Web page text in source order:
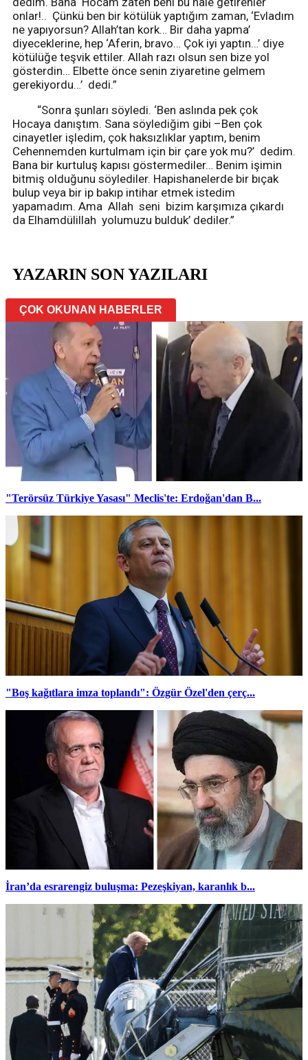
onlar!.. Çünkü ben bir kötülük yaptığım zaman, ‘Evladım
ne yapıyorsun? Allah’tan kork… Bir daha yapma’
diyeceklerine, hep ‘Aferin, bravo… Çok iyi yaptın…’ diye
kötülüğe teşvik ettiler. Allah razı olsun sen bize yol
gösterdin… Elbette önce senin ziyaretine gelmem
gerekiyordu…’ dedi.”
“Sonra şunları söyledi. ‘Ben aslında pek çok
Hocaya danıştım. Sana söylediğim gibi –Ben çok
cinayetler işledim, çok haksızlıklar yaptım, benim
Cehennemden kurtulmam için bir çare yok mu?’ dedim.
Bana bir kurtuluş kapısı göstermediler… Benim işimin
bitmiş olduğunu söylediler. Hapishanelerde bir bıçak
bulup veya bir ip bakıp intihar etmek istedim
yapamadım. Ama Allah seni bizim karşımıza çıkardı
da Elhamdülillah yolumuzu bulduk’ dediler.”
YAZARIN SON YAZILARI
ÇOK OKUNAN HABERLER
"Terörsüz Türkiye Yasası" Meclis'te: Erdoğan'dan B...
"Boş kağıtlara imza toplandı": Özgür Özel'den çerç...
İran’da esrarengiz buluşma: Pezeşkiyan, karanlık b...